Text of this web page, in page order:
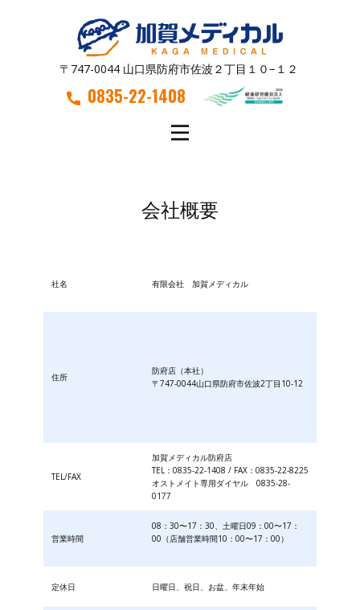
〒747-0044 山口県防府市佐波２丁目１０−１２
0835-22-1408
会社概要
社名 有限会社 加賀メディカル
住所
防府店（本社）
〒747-0044山口県防府市佐波2丁目10-12
TEL/FAX
加賀メディカル防府店
TEL：0835-22-1408 / FAX：0835-22-8225
オストメイト専用ダイヤル 0835-28-
0177
営業時間
08：30〜17：30、土曜日09：00〜17：
00（店舗営業時間10：00〜17：00）
定休日 日曜日、祝日、お盆、年末年始